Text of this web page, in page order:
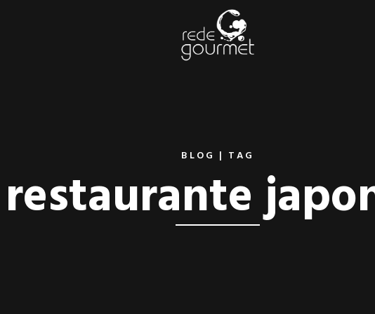
BLOG | TAG
restaurante